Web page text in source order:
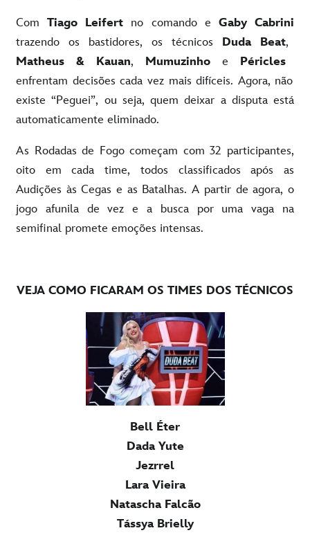
ComTiago Leifert no comando e Gaby Cabrini
trazendo os bastidores, os técnicos Duda Beat,
Matheus & Kauan, Mumuzinho e Péricles
enfrentam decisões cada vez mais difíceis. Agora, não
existe “Peguei”, ou seja, quem deixar a disputa está
automaticamente eliminado.
As Rodadas de Fogo começam com 32 participantes,
oito em cada time, todos classificados após as
Audições às Cegas e as Batalhas. A partir de agora, o
jogo afunila de vez e a busca por uma vaga na
semifinal promete emoções intensas.
VEJA COMO FICARAM OS TIMES DOS TÉCNICOS
Bell Éter
Dada Yute
Jezrrel
Lara Vieira
Natascha Falcão
Tássya Brielly